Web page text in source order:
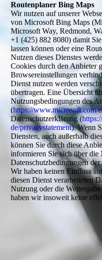
Routenplaner Bing Maps
Wir nutzen auf unserer
von Microsoft Bing Maps
Microsoft Way, Redmond,
+1 (425) 882 8080) damit
lassen können oder eine
Nutzen dieses Dienstes
Cookies durch den Anbieter
Browsereinstellungen
Dienst nutzen werden
übertragen. Eine Übersicht
Nutzungsbedingungen des
(https://www.microsoft.com/
Datenschutzerklärung (
de/privacystatement). Wenn
Diensten, auch außerhalb
können Sie durch diese
informieren Sie sich über die
Datenschutzbedingungen
Wir haben keinen Einfluss
diesen Dienst verarbeiteten
Nutzung oder die
haben wir insoweit keine